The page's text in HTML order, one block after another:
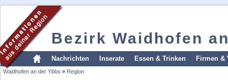
Bezirk Waidhofen
Nachrichten Inserate Essen & Trinken Firmen &
Waidhofen an der Ybbs » Region